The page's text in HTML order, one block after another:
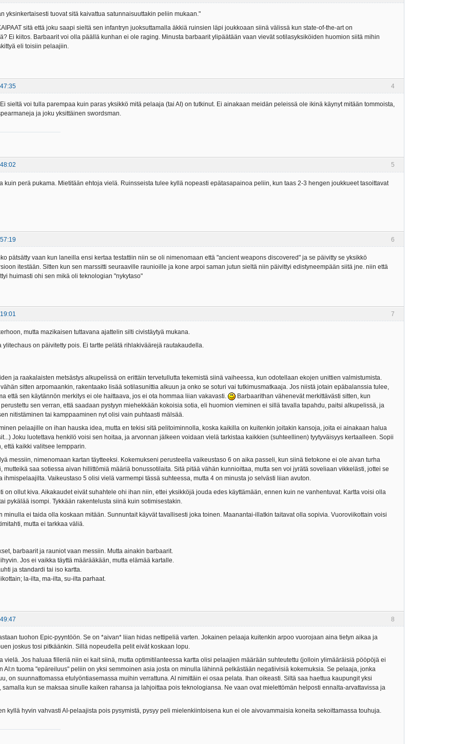
yksinkertaisesti tuovat sitä kaivattua satunnaisuuttakin peliin mukaan."
sitä että joku saapi sieltä sen infantryn juoksuttamalla äkkiä ruinsien läpi joukkoaan siinä välissä kun state-of-the-art on
Ei kiitos. Barbaarit voi olla päällä kunhan ei ole raging. Minusta barbaarit ylipäätään vaan vievät sotilasyksiköiden huomion siitä mihin
eli toisiin pelaajiin.
4
sieltä voi tulla parempaa kuin paras yksikkö mitä pelaaja (tai AI) on tutkinut. Ei ainakaan meidän peleissä ole ikinä käynyt mitään tommoista,
ja joku yksittäinen swordsman.
5
kuin perä pukama. Mietitään ehtoja vielä. Ruinsseista tulee kyllä nopeasti epätasapainoa peliin, kun taas 2-3 hengen joukkueet tasoittavat
6
pätsätty vaan kun laneilla ensi kertaa testattiin niin se oli nimenomaan että "ancient weapons discovered" ja se päivitty se yksikkö
itestään. Sitten kun sen marssitti seuraaville raunioille ja kone arpoi saman jutun sieltä niin päivittyi edistyneempään siitä jne. niin että
huimasti ohi sen mikä oli teknologian "nykytaso"
7
mutta mazikaisen tuttavana ajattelin silti civistäytyä mukana.
ylitechaus on päivitetty pois. Ei tartte pelätä rihlakiväärejä rautakaudella.
ja raakalaisten metsästys alkupelissä on erittäin tervetullutta tekemistä siinä vaiheessa, kun odotellaan ekojen unittien valmistumista.
sitten arpomaankin, rakentaako lisää sotilasunittia alkuun ja onko se soturi vai tutkimusmatkaaja. Jos niistä jotain epäbalanssia tulee,
että sen käytännön merkitys ei ole haittaava, jos ei ota hommaa liian vakavasti.
Barbaarithan vähenevät merkittävästi sitten, kun
sen verran, että saadaan pystyyn miehekkään kokoisia sotia, eli huomion vieminen ei sillä tavalla tapahdu, paitsi alkupelissä, ja
nitistäminen tai kamppaaminen nyt olisi vain puhtaasti mälsää.
pelaajille on ihan hauska idea, mutta en tekisi sitä pelitoiminnolla, koska kaikilla on kuitenkin joitakin kansoja, joita ei ainakaan halua
Joku luotettava henkilö voisi sen hoitaa, ja arvonnan jälkeen voidaan vielä tarkistaa kaikkien (suhteellinen) tyytyväisyys kertaalleen. Sopii
että kaikki valitsee lempparin.
messiin, nimenomaan kartan täytteeksi. Kokemukseni perusteella vaikeustaso 6 on aika passeli, kun siinä tietokone ei ole aivan turha
mutteikä saa sotiessa aivan hillittömiä määriä bonussotilaita. Sitä pitää vähän kunnioittaa, mutta sen voi jyrätä soveliaan vikkelästi, jottei se
ihmispelaajilta. Vaikeustaso 5 olisi vielä varmempi tässä suhteessa, mutta 4 on minusta jo selvästi liian avuton.
on ollut kiva. Aikakaudet eivät suhahtele ohi ihan niin, ettei yksikköjä jouda edes käyttämään, ennen kuin ne vanhentuvat. Kartta voisi olla
pykälää isompi. Tykkään rakentelusta siinä kuin sotimisestakin.
minulla ei taida olla koskaan mitään. Sunnuntait käyvät tavallisesti joka toinen. Maanantai-illatkin taitavat olla sopivia. Vuoroviikottain voisi
mutta ei tarkkaa väliä.
barbaarit ja rauniot vaan messiin. Mutta ainakin barbaarit.
Jos ei vaikka täyttä määrääkään, mutta elämää kartalle.
ja standardi tai iso kartta.
la-ilta, ma-ilta, su-ilta parhaat.
8
tuohon Epic-pyyntöön. Se on *aivan* liian hidas nettipeliä varten. Jokainen pelaaja kuitenkin arpoo vuorojaan aina tietyn aikaa ja
joskus tosi pitkäänkin. Sillä nopeudella pelit eivät koskaan lopu.
vielä. Jos haluaa filleriä niin ei kait siinä, mutta optimitilanteessa kartta olisi pelaajien määrään suhteutettu (jolloin ylimääräisiä pööpöjä ei
AI:n tuoma "epäreiluus" peliin on yksi semmoinen asia josta on minulla lähinnä pelkästään negatiivisiä kokemuksia. Se pelaaja, jonka
on suunnattomassa etulyöntiasemassa muihin verrattuna. AI nimittäin ei osaa pelata. Ihan oikeasti. Siltä saa haettua kaupungit yksi
samalla kun se maksaa sinulle kaiken rahansa ja lahjoittaa pois teknologiansa. Ne vaan ovat mielettömän helposti ennalta-arvattavissa ja
kyllä hyvin vahvasti AI-pelaajista pois pysymistä, pysyy peli mielenkiintoisena kun ei ole aivovammaisia koneita sekoittamassa touhuja.